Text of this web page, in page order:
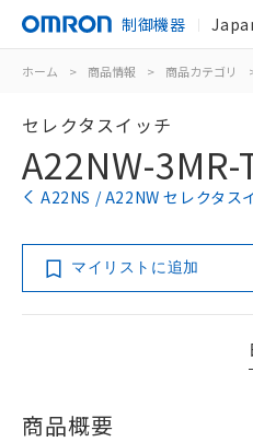
制御機器
ホーム > 商品情報 > 商品カテゴリ
セレクタスイッチ
A22NW-3MR-
A22NS / A22NW セレクタス
マイリストに追加
商品概要